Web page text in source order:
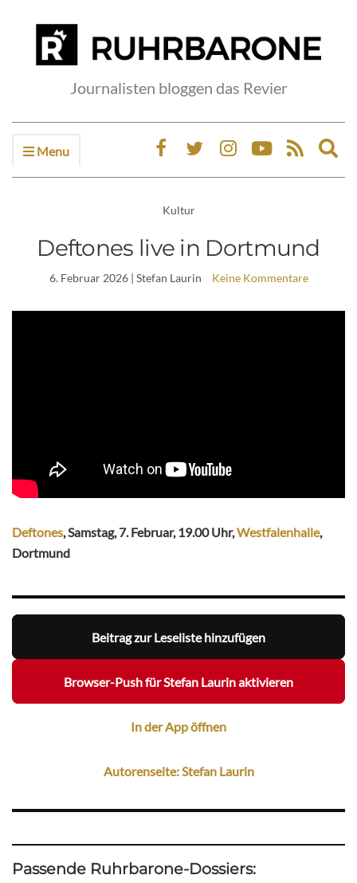
Journalisten bloggen das Revier
Menu
Kultur
Deftones live in Dortmund
6. Februar 2026| Stefan Laurin Keine Kommentare
Deftones, Samstag, 7. Februar, 19.00 Uhr,Westfalenhalle,
Dortmund
Beitrag zur Leseliste hinzufügen
Browser-Push für Stefan Laurin aktivieren
In der App öffnen
Autorenseite: Stefan Laurin
Passende Ruhrbarone-Dossiers: